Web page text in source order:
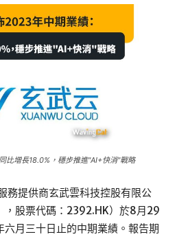
比增長18.0%，穩步推進"AI+快消"戰略
務提供商玄武雲科技控股有限公
，股票代碼：2392.HK）於8月29
六月三十日止的中期業績。報告期